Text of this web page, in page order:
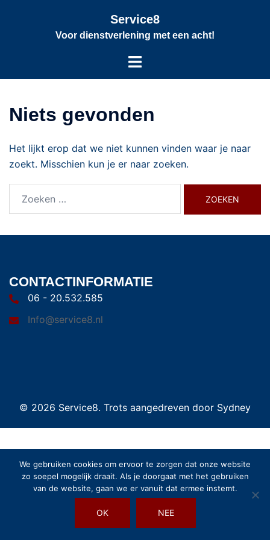
Service8
Voor dienstverlening met een acht!
Niets gevonden
Het lijkt erop dat we niet kunnen vinden waar je naar
zoekt. Misschien kun je er naar zoeken.
CONTACTINFORMATIE
06 - 20.532.585
Info@service8.nl
© 2026 Service8. Trots aangedreven door Sydney
We gebruiken cookies om ervoor te zorgen dat onze website
zo soepel mogelijk draait. Als je doorgaat met het gebruiken
van de website, gaan we er vanuit dat ermee instemt.
OK NEE